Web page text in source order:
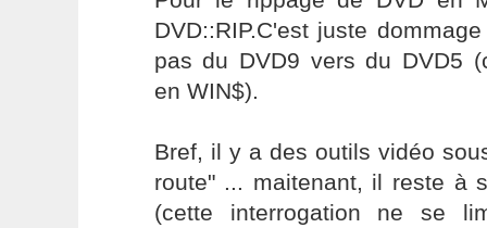
DVD::RIP.C'est juste
pas du DVD9 vers du DVD5
en WIN$).
Bref, il y a des outils vidéo
route" ... maitenant, il reste à
(cette interrogation ne se